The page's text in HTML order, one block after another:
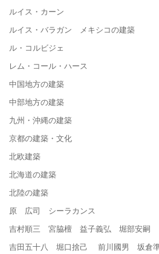
ルイス・カーン
ルイス・バラガン メキシコの建築
ル・コルビジェ
レム・コール・ハース
中国地方の建築
中部地方の建築
九州・沖縄の建築
京都の建築・文化
北欧建築
北海道の建築
北陸の建築
原 広司 シーラカンス
吉村順三 宮脇檀 益子義弘 堀部安嗣
吉田五十八 堀口捨己 前川國男 坂倉